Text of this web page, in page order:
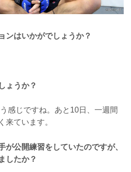
ンはいかがでしょうか？
ょうか？
感じですね。あと10日、一週間
来ています。
が公開練習をしていたのですが、
したか？